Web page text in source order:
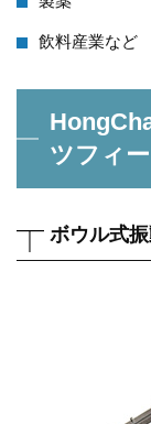
飲料産業など
ツフィ
ボウル式